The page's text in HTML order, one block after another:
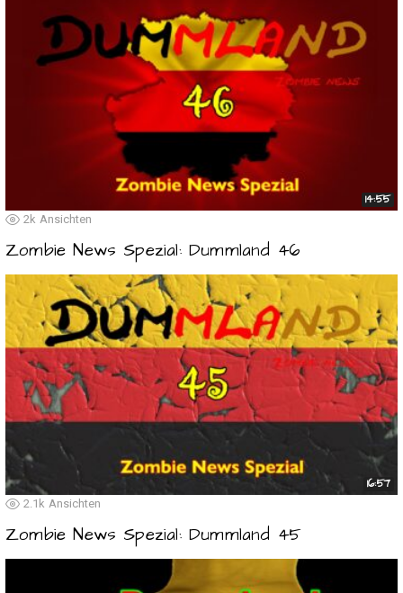
14:55
2k Ansichten
Zombie News Spezial: Dummland 46
16:57
2.1k Ansichten
Zombie News Spezial: Dummland 45